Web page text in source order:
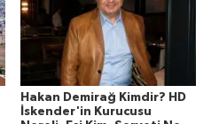
Hakan Demirağ Kimdir? HD
İskender'in Kurucusu